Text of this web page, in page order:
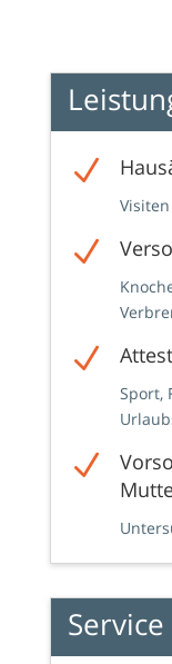
N
N
N
Sport,
N
Service